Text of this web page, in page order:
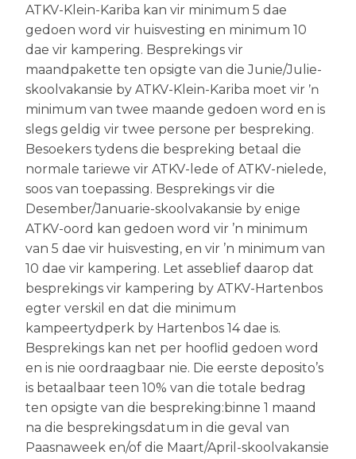
ATKV-Klein-Kariba kan vir minimum 5 dae
gedoen word vir huisvesting en minimum 10
dae vir kampering. Besprekings vir
maandpakette ten opsigte van die Junie/Julie-
skoolvakansie by ATKV-Klein-Kariba moet vir ŉ
minimum van twee maande gedoen word en is
slegs geldig vir twee persone per bespreking.
Besoekers tydens die bespreking betaal die
normale tariewe vir ATKV-lede of ATKV-nielede,
soos van toepassing. Besprekings vir die
Desember/Januarie-skoolvakansie by enige
ATKV-oord kan gedoen word vir ’n minimum
van 5 dae vir huisvesting, en vir ’n minimum van
10 dae vir kampering. Let asseblief daarop dat
besprekings vir kampering by ATKV-Hartenbos
egter verskil en dat die minimum
kampeertydperk by Hartenbos 14 dae is.
Besprekings kan net per hooflid gedoen word
en is nie oordraagbaar nie. Die eerste deposito’s
is betaalbaar teen 10% van die totale bedrag
ten opsigte van die bespreking:binne 1 maand
na die besprekingsdatum in die geval van
Paasnaweek en/of die Maart/April-skoolvakansie